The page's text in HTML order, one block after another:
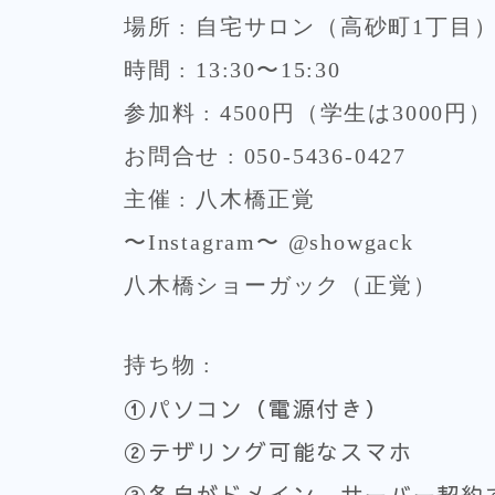
場所 : 自宅サロン（高砂町1丁目）
時間 : 13:30〜15:30
参加料 : 4500円（学生は3000円）
お問合せ : 050-5436-0427
主催 : 八木橋正覚
〜Instagram〜 @showgack
八木橋ショーガック（正覚）
持ち物 :
①パソコン（電源付き）
②テザリング可能なスマホ